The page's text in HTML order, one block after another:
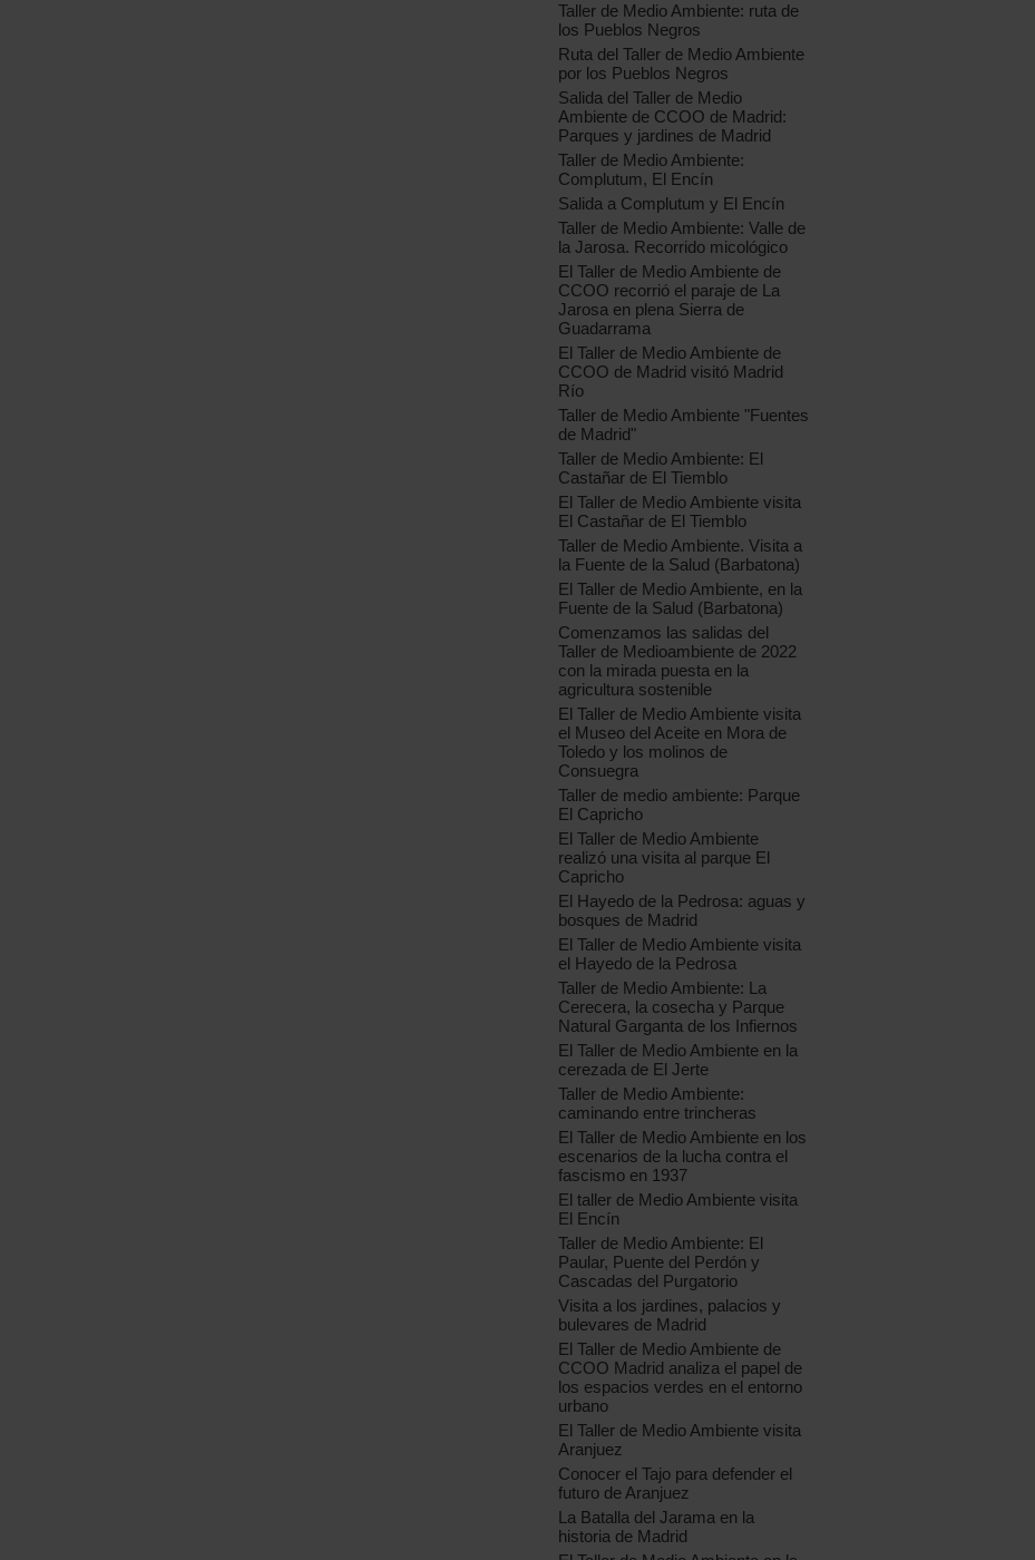
Taller de Medio Ambiente: ruta de
los Pueblos Negros
Ruta del Taller de Medio Ambiente
por los Pueblos Negros
Salida del Taller de Medio
Ambiente de CCOO de Madrid:
Parques y jardines de Madrid
Taller de Medio Ambiente:
Complutum, El Encín
Salida a Complutum y El Encín
Taller de Medio Ambiente: Valle de
la Jarosa. Recorrido micológico
El Taller de Medio Ambiente de
CCOO recorrió el paraje de La
Jarosa en plena Sierra de
Guadarrama
El Taller de Medio Ambiente de
CCOO de Madrid visitó Madrid
Río
Taller de Medio Ambiente "Fuentes
de Madrid"
Taller de Medio Ambiente: El
Castañar de El Tiemblo
El Taller de Medio Ambiente visita
El Castañar de El Tiemblo
Taller de Medio Ambiente. Visita a
la Fuente de la Salud (Barbatona)
El Taller de Medio Ambiente, en la
Fuente de la Salud (Barbatona)
Comenzamos las salidas del
Taller de Medioambiente de 2022
con la mirada puesta en la
agricultura sostenible
El Taller de Medio Ambiente visita
el Museo del Aceite en Mora de
Toledo y los molinos de
Consuegra
Taller de medio ambiente: Parque
El Capricho
El Taller de Medio Ambiente
realizó una visita al parque El
Capricho
El Hayedo de la Pedrosa: aguas y
bosques de Madrid
El Taller de Medio Ambiente visita
el Hayedo de la Pedrosa
Taller de Medio Ambiente: La
Cerecera, la cosecha y Parque
Natural Garganta de los Infiernos
El Taller de Medio Ambiente en la
cerezada de El Jerte
Taller de Medio Ambiente:
caminando entre trincheras
El Taller de Medio Ambiente en los
escenarios de la lucha contra el
fascismo en 1937
El taller de Medio Ambiente visita
El Encín
Taller de Medio Ambiente: El
Paular, Puente del Perdón y
Cascadas del Purgatorio
Visita a los jardines, palacios y
bulevares de Madrid
El Taller de Medio Ambiente de
CCOO Madrid analiza el papel de
los espacios verdes en el entorno
urbano
El Taller de Medio Ambiente visita
Aranjuez
Conocer el Tajo para defender el
futuro de Aranjuez
La Batalla del Jarama en la
historia de Madrid